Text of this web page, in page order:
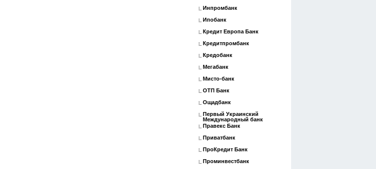
Инпромбанк
Ипобанк
Кредит Европа Банк
Кредитпромбанк
Кредобанк
Мегабанк
Мисто-банк
ОТП Банк
Ощадбанк
Первый Украинский
Международный банк
Правекс Банк
Приватбанк
ПроКредит Банк
Проминвестбанк